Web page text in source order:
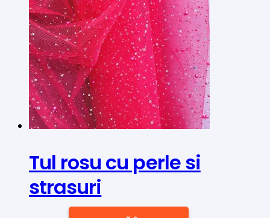
Tul rosu cu perle si
strasuri